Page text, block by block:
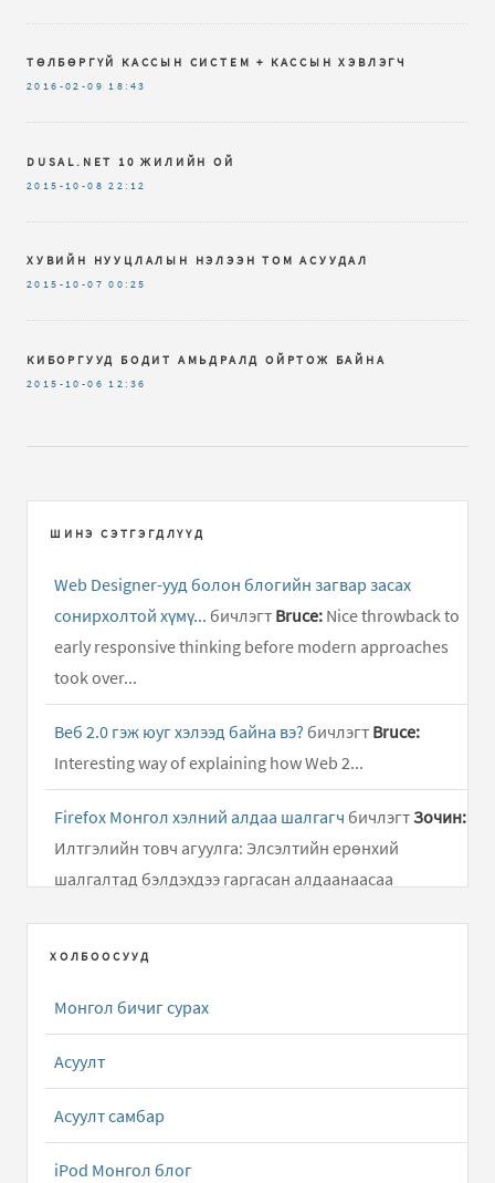
ТӨЛБӨРГҮЙ КАССЫН СИСТЕМ + КАССЫН ХЭВЛЭГЧ
2016-02-09 18:43
DUSAL.NET 10 ЖИЛИЙН ОЙ
2015-10-08 22:12
ХУВИЙН НУУЦЛАЛЫН НЭЛЭЭН ТОМ АСУУДАЛ
2015-10-07 00:25
КИБОРГУУД БОДИТ АМЬДРАЛД ОЙРТОЖ БАЙНА
2015-10-06 12:36
ШИНЭ СЭТГЭГДЛҮҮД
Web Designer-ууд болон блогийн загвар засах
сонирхолтой хүмү... бичлэгт Bruce: Nice throwback to
early responsive thinking before modern approaches
took over...
Веб 2.0 гэж юуг хэлээд байна вэ? бичлэгт Bruce:
Interesting way of explaining how Web 2...
Firefox Монгол хэлний алдаа шалгагч бичлэгтЗочин:
Илтгэлийн товч агуулга: Элсэлтийн ерөнхий
шалгалтад бэлдэхдээ гаргасан алдаанаасаа
Дусал Бичээч ( Mongolian Keyboard Layouts driver )
Монгол Англи тол...
ХОЛБООСУУД
Монгол бичиг сурах
Асуулт
Асуулт самбар
iPod Монгол блог